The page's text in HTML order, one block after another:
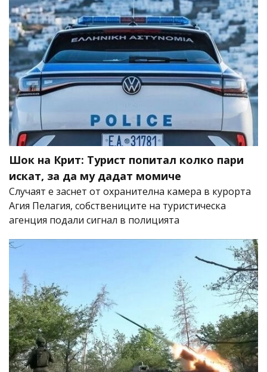
Шок на Крит: Турист попитал колко пари
искат, за да му дадат момиче
Случаят е заснет от охранителна камера в курорта
Агия Пелагия, собствениците на туристическа
агенция подали сигнал в полицията